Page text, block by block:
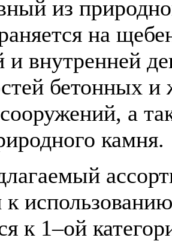
из
на
внутренней
бетонных и
а
камня.
к 1–ой